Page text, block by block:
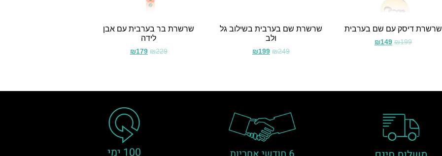
שרשרת דיסק עם שם בערבית
₪199
₪149
שרשרת שם בערבית בשילוב גל
ולב
₪249
₪199
שרשרת בר בערבית עם אבן
לידה
₪229
₪179